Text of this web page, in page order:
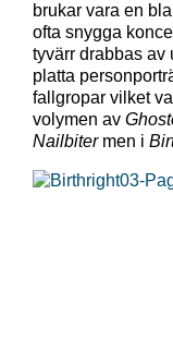
brukar vara en
ofta snygga
tyvärr drabbas av
platta
fallgropar vilket
volymen av
Nailbitermen i